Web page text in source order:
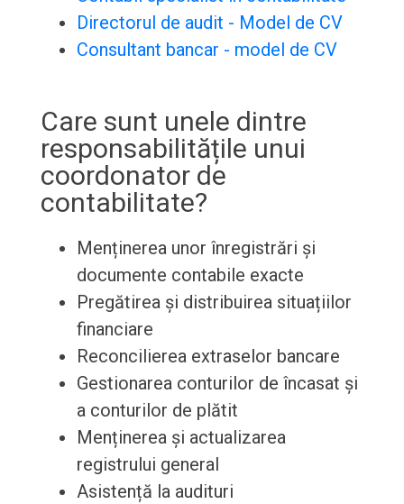
Directorul de audit - Model de CV
Consultant bancar - model de CV
Care sunt unele dintre
responsabilitățile unui
coordonator de
contabilitate?
Menținerea unor înregistrări și
documente contabile exacte
Pregătirea și distribuirea situațiilor
financiare
Reconcilierea extraselor bancare
Gestionarea conturilor de încasat și
a conturilor de plătit
Menținerea și actualizarea
registrului general
Asistență la audituri